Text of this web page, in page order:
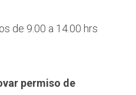
de 9.00 a 14.00 hrs
permiso de